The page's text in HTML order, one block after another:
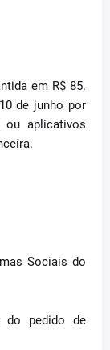
em R$ 85.
de junho por
aplicativos
Sociais do
do pedido de